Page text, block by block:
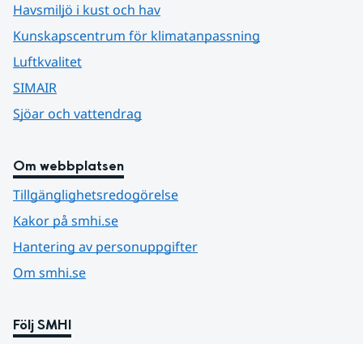
Havsmiljö i kust och hav
Kunskapscentrum för klimatanpassning
Luftkvalitet
SIMAIR
Sjöar och vattendrag
Om webbplatsen
Tillgänglighetsredogörelse
Kakor på smhi.se
Hantering av personuppgifter
Om smhi.se
Följ SMHI